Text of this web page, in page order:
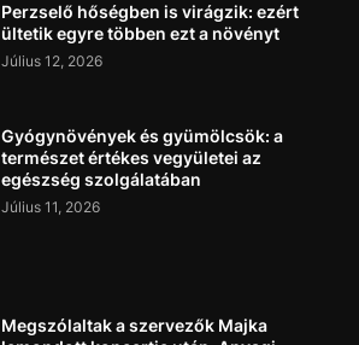
Perzselő hőségben is virágzik: ezért
ültetik egyre többen ezt a növényt
Július 12, 2026
Gyógynövények és gyümölcsök: a
természet értékes vegyületei az
egészség szolgálatában
Július 11, 2026
Megszólaltak a szervezők Majka